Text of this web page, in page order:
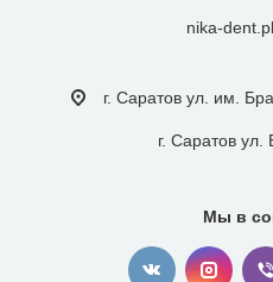
nika-
г. Саратов ул. им.
г. Саратов ул.
Мы в